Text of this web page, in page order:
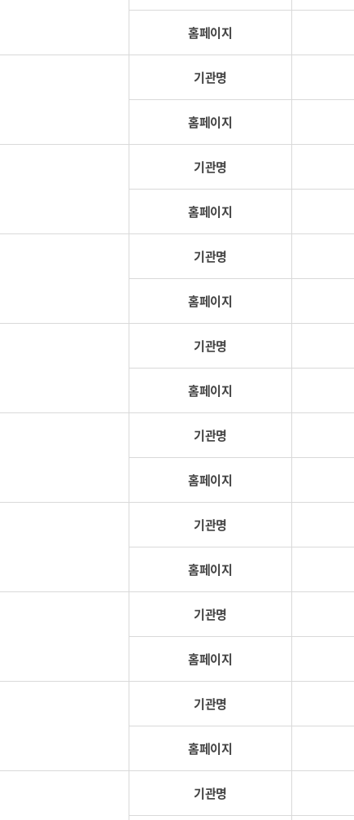
홈페이지
기관명
홈페이지
기관명
홈페이지
기관명
홈페이지
기관명
홈페이지
기관명
홈페이지
기관명
홈페이지
기관명
홈페이지
기관명
홈페이지
기관명